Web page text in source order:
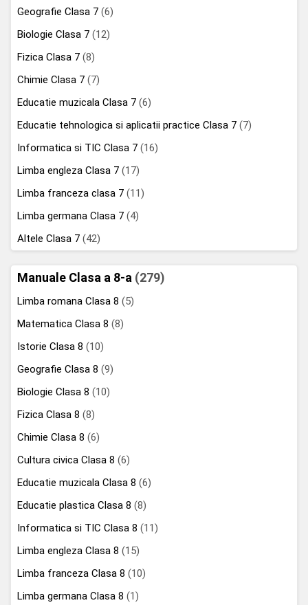
Geografie Clasa 7 (6)
Biologie Clasa 7 (12)
Fizica Clasa 7 (8)
Chimie Clasa 7 (7)
Educatie muzicala Clasa 7 (6)
Educatie tehnologica si aplicatii practice Clasa 7 (7)
Informatica si TIC Clasa 7 (16)
Limba engleza Clasa 7 (17)
Limba franceza clasa 7 (11)
Limba germana Clasa 7 (4)
Altele Clasa 7 (42)
Manuale Clasa a 8-a (279)
Limba romana Clasa 8 (5)
Matematica Clasa 8 (8)
Istorie Clasa 8 (10)
Geografie Clasa 8 (9)
Biologie Clasa 8 (10)
Fizica Clasa 8 (8)
Chimie Clasa 8 (6)
Cultura civica Clasa 8 (6)
Educatie muzicala Clasa 8 (6)
Educatie plastica Clasa 8 (8)
Informatica si TIC Clasa 8 (11)
Limba engleza Clasa 8 (15)
Limba franceza Clasa 8 (10)
Limba germana Clasa 8 (1)